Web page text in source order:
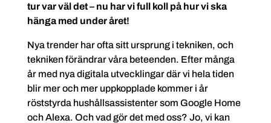
tur var väl det – nu har vi full koll på hur vi ska
hänga med under året!
Nya trender har ofta sitt ursprung i tekniken, och
tekniken förändrar våra beteenden. Efter många
år med nya digitala utvecklingar där vi hela tiden
blir mer och mer uppkopplade kommer i år
röststyrda hushållsassistenter som Google Home
och Alexa. Och vad gör det med oss? Jo, vi kan